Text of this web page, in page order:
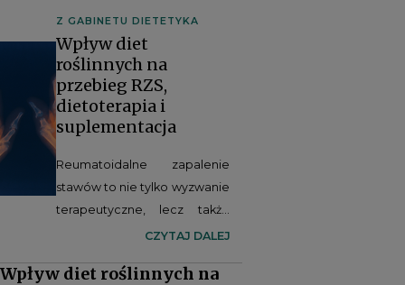
Z GABINETU DIETETYKA
Wpływ diet
roślinnych na
przebieg RZS,
dietoterapia i
suplementacja
Reumatoidalne zapalenie
stawów to nie tylko wyzwanie
terapeutyczne, lecz także
obszar, w którym styl życia –
realnie wspierać proces
CZYTAJ DALEJ
Wpływ diet roślinnych na